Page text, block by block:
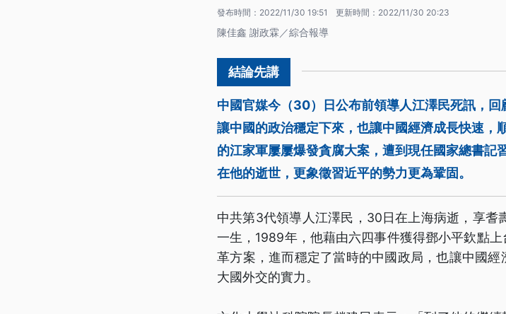
發布時間： 2022/11/30 19:51 更新時間： 2022/11/30 20:23
陳佳鑫 謝政霖／綜合報導
中國官媒今（30）日公布前領導人江澤民死訊，回
讓中國的政治穩定下來，也讓中國經濟成長快速，
的江家軍屢屢爆發貪腐大案，遭到現任國家總書記
在他的逝世，更象徵習近平的勢力更為鞏固。
中共第3代領導人江澤民，30日在上海病逝，享
一生，1989年，他藉由六四事件獲得鄧小平欽點
革方案，進而穩定了當時的中國政局，也讓中國
大國外交的實力。